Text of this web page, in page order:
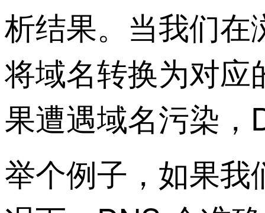
析结果。当我们在
将域名转换为对应
果遭遇域名污染
举个例子，如果